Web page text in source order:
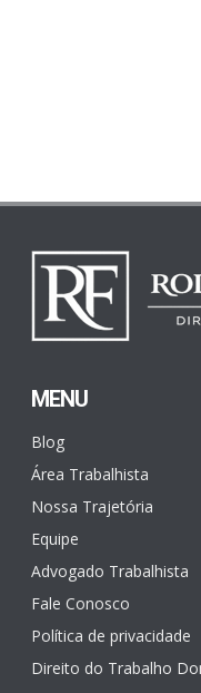
MENU
Blog
Área Trabalhista
Nossa Trajetória
Equipe
Advogado Trabalhista
Fale Conosco
Política de privacidade
Direito do Trabalho